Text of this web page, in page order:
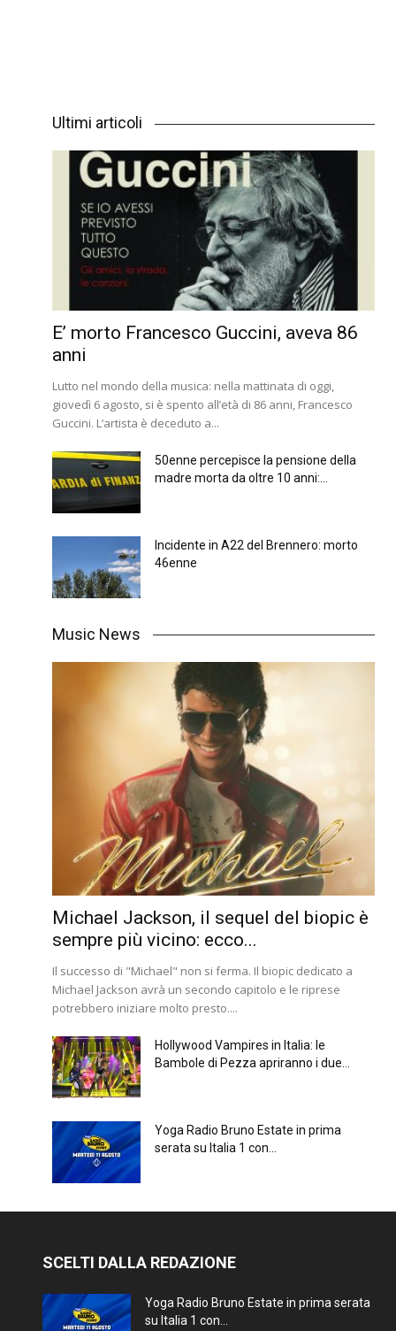
Ultimi articoli
E’ morto Francesco Guccini, aveva 86
anni
Lutto nel mondo della musica: nella mattinata di oggi,
giovedì 6 agosto, si è spento all’età di 86 anni, Francesco
Guccini. L’artista è deceduto a...
50enne percepisce la pensione della
madre morta da oltre 10 anni:...
Incidente in A22 del Brennero: morto
46enne
Music News
Michael Jackson, il sequel del biopic è
sempre più vicino: ecco...
Il successo di "Michael" non si ferma. Il biopic dedicato a
Michael Jackson avrà un secondo capitolo e le riprese
potrebbero iniziare molto presto....
Hollywood Vampires in Italia: le
Bambole di Pezza apriranno i due...
Yoga Radio Bruno Estate in prima
serata su Italia 1 con...
SCELTI DALLA REDAZIONE
Yoga Radio Bruno Estate in prima serata
su Italia 1 con...